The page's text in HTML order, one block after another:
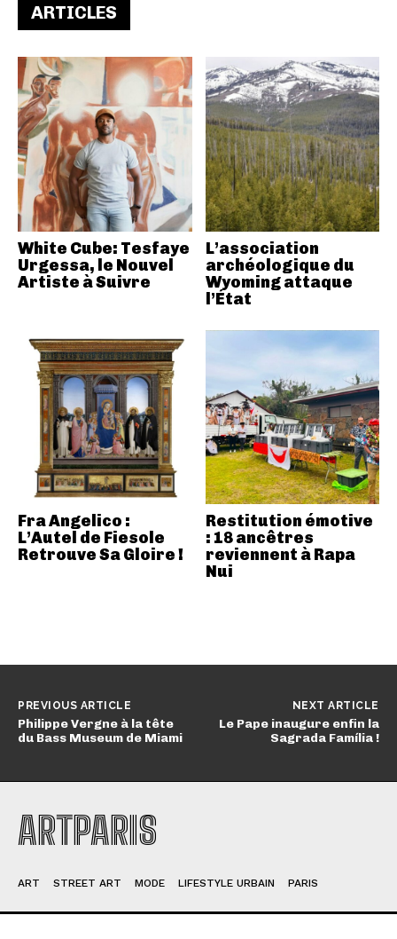
ARTICLES
White Cube: Tesfaye
Urgessa, le Nouvel
Artiste à Suivre
L’association
archéologique du
Wyoming attaque
l’État
Fra Angelico :
L’Autel de Fiesole
Retrouve Sa Gloire !
Restitution émotive
: 18 ancêtres
reviennent à Rapa
Nui
PREVIOUS ARTICLE
Philippe Vergne à la tête
du Bass Museum de Miami
NEXT ARTICLE
Le Pape inaugure enfin la
Sagrada Família !
ARTPARIS
ART STREET ART MODE LIFESTYLE URBAIN PARIS